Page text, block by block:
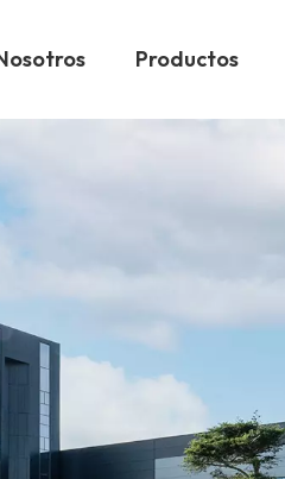
Productos